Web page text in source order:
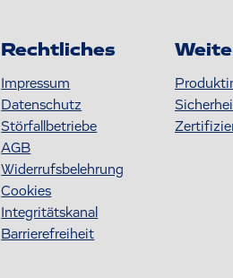
Rechtliches
Impressum
Datenschutz
Störfallbetriebe
AGB
Widerrufsbelehrung
Cookies
Integritätskanal
Barrierefreiheit
S